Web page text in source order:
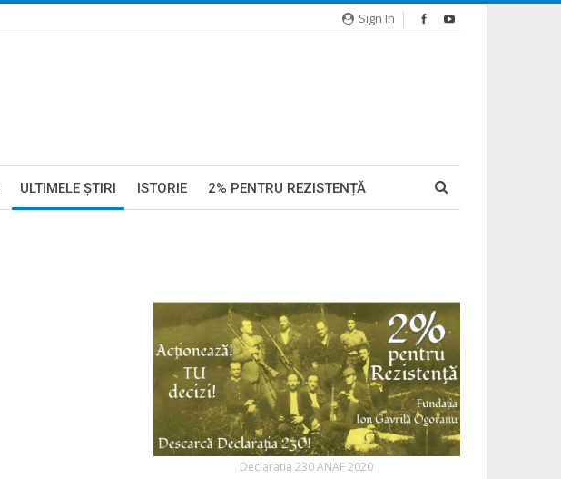
Sign In
ULTIMELE ŞTIRI ISTORIE 2% PENTRU REZISTENȚĂ
Declaratia 230 ANAF 2020